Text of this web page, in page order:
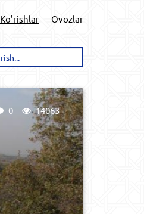
Ko'rishlar Ovozlar
0 14063